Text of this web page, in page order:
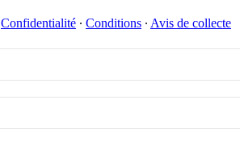
Confidentialité ∙ Conditions ∙ Avis de collecte